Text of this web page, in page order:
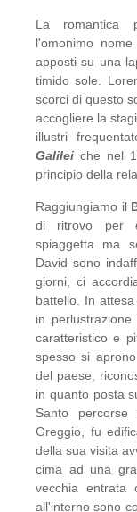
La romantica
l'omonimo
apposti su una
timido sole.
scorci di questo
accogliere la
illustri
Galilei che nel
principio della
Raggiungiamo il
di ritrovo per
spiaggetta ma
David sono
giorni, ci
battello. In
in
caratteristico e
spesso si
del paese,
in quanto posta
Santo
Greggio, fu
della sua visita
cima ad una
vecchia entrata
all'interno sono